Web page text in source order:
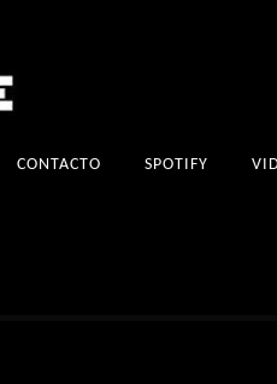
CONTACTO SPOTIFY